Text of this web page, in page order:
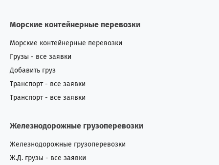
Морские контейнерные перевозки
Морские контейнерные перевозки
Грузы - все заявки
Добавить груз
Транспорт - все заявки
Транспорт - все заявки
Железнодорожные грузоперевозки
Железнодорожные грузоперевозки
Ж.Д. грузы - все заявки